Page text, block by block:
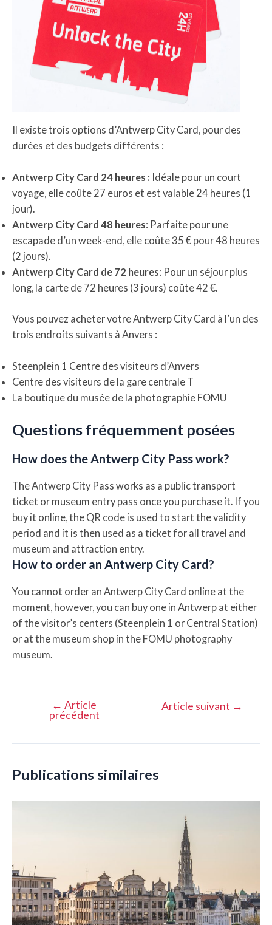
Il existe trois options d’Antwerp City Card, pour des
durées et des budgets différents :
Antwerp City Card 24 heures : Idéale pour un court
voyage, elle coûte 27 euros et est valable 24 heures (1
jour).
Antwerp City Card 48 heures: Parfaite pour une
escapade d’un week-end, elle coûte 35 € pour 48 heures
(2 jours).
Antwerp City Card de 72 heures: Pour un séjour plus
long, la carte de 72 heures (3 jours) coûte 42 €.
Vous pouvez acheter votre Antwerp City Card à l’un des
trois endroits suivants à Anvers :
Steenplein 1 Centre des visiteurs d’Anvers
Centre des visiteurs de la gare centrale T
La boutique du musée de la photographie FOMU
Questions fréquemment posées
How does the Antwerp City Pass work?
The Antwerp City Pass works as a public transport
ticket or museum entry pass once you purchase it. If you
buy it online, the QR code is used to start the validity
period and it is then used as a ticket for all travel and
museum and attraction entry.
How to order an Antwerp City Card?
You cannot order an Antwerp City Card online at the
moment, however, you can buy one in Antwerp at either
of the visitor’s centers (Steenplein 1 or Central Station)
or at the museum shop in the FOMU photography
museum.
Navigation
← Article
précédent
Article suivant →
Publications similaires